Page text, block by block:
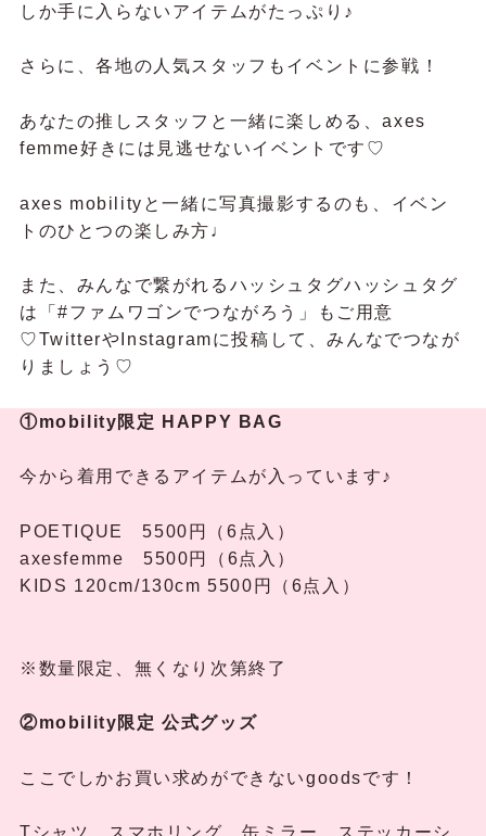
しか手に入らないアイテムがたっぷり♪
さらに、各地の人気スタッフもイベントに参戦！
あなたの推しスタッフと一緒に楽しめる、axes
femme好きには見逃せないイベントです♡
axes mobilityと一緒に写真撮影するのも、イベン
トのひとつの楽しみ方♩
また、みんなで繋がれるハッシュタグハッシュタグ
は「#ファムワゴンでつながろう」もご用意
♡TwitterやInstagramに投稿して、みんなでつなが
りましょう♡
①mobility限定 HAPPY BAG
今から着用できるアイテムが入っています♪
POETIQUE 5500円（6点入）
axesfemme 5500円（6点入）
KIDS 120cm/130cm 5500円（6点入）
※数量限定、無くなり次第終了
②mobility限定 公式グッズ
ここでしかお買い求めができないgoodsです！